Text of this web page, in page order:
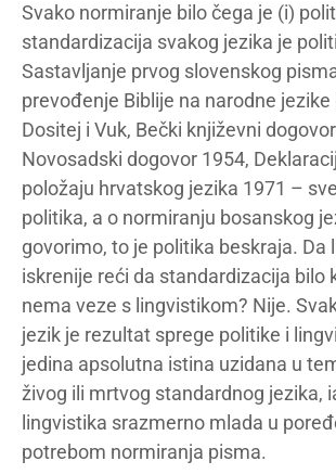
Svako normiranje bilo čega je (i)
standardizacija svakog jezika je
Sastavljanje prvog slovenskog
prevođenje Biblije na narodne jezike
Dositej i Vuk, Bečki književni
Novosadski dogovor 1954,
položaju hrvatskog jezika 1971 –
politika, a o normiranju bosanskog
govorimo, to je politika beskraja. Da
iskrenije reći da standardizacija bilo
nema veze s lingvistikom? Nije.
jezik je rezultat sprege politike i
jedina apsolutna istina uzidana u
živog ili mrtvog standardnog jezika,
lingvistika srazmerno mlada u
potrebom normiranja pisma.